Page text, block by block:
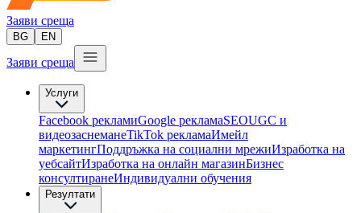
Заяви среща
BG EN
Заяви среща
Услуги
Facebook рекламиGoogle рекламаSEOUGC и
видеозаснеманеTikTok рекламaИмейл
маркетингПоддръжка на социални мрежиИзработка на
уебсайтИзработка на онлайн магазинБизнес
консултиране​Индивидуални обучения
Резултати